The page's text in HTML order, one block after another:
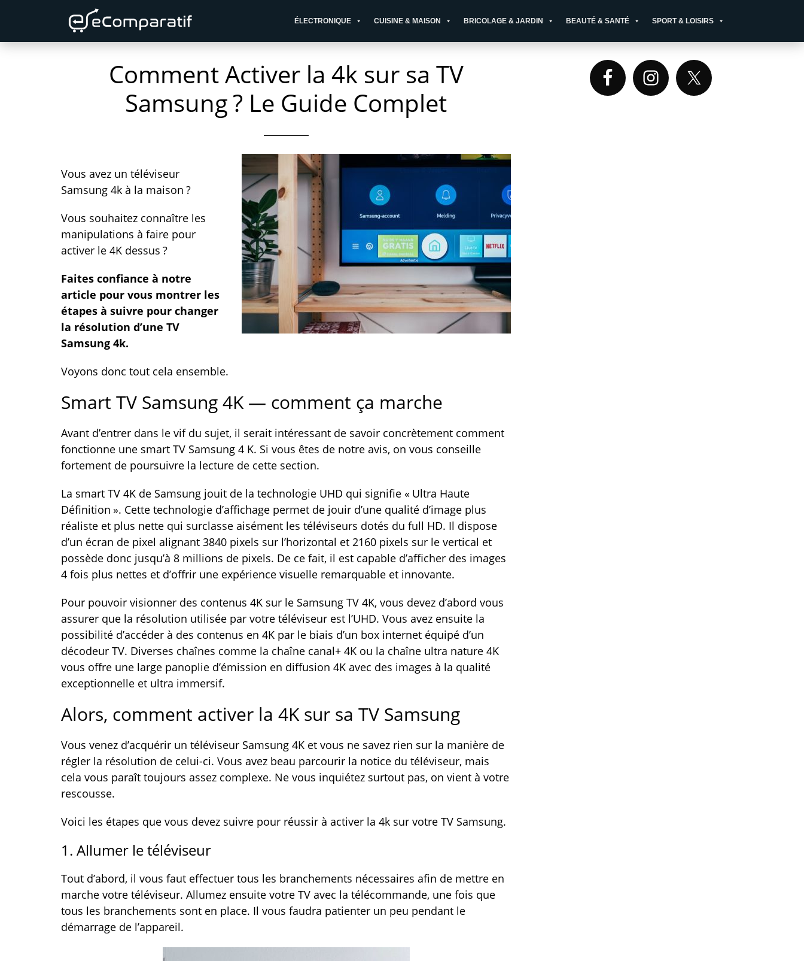
primary
content
primary
ÉLECTRONIQUE CUISINE & MAISON BRICOLAGE & JARDIN BEAUTÉ & SANTÉ SPORT & LOISIRS
Comment Activer la 4k sur sa TV
Samsung ? Le Guide Complet
Vous avez un téléviseur
Samsung 4k à la maison ?
Vous souhaitez connaître les
manipulations à faire pour
activer le 4K dessus ?
Faites confiance à notre
article pour vous montrer les
étapes à suivre pour changer
la résolution d’une TV
Samsung 4k.
Voyons donc tout cela ensemble.
Smart TV Samsung 4K — comment ça marche
Avant d’entrer dans le vif du sujet, il serait intéressant de savoir concrètement comment
fonctionne une smart TV Samsung 4 K. Si vous êtes de notre avis, on vous conseille
fortement de poursuivre la lecture de cette section.
La smart TV 4K de Samsung jouit de la technologie UHD qui signifie « Ultra Haute
Définition ». Cette technologie d’affichage permet de jouir d’une qualité d’image plus
réaliste et plus nette qui surclasse aisément les téléviseurs dotés du full HD. Il dispose
d’un écran de pixel alignant 3840 pixels sur l’horizontal et 2160 pixels sur le vertical et
possède donc jusqu’à 8 millions de pixels. De ce fait, il est capable d’afficher des images
4 fois plus nettes et d’offrir une expérience visuelle remarquable et innovante.
Pour pouvoir visionner des contenus 4K sur le Samsung TV 4K, vous devez d’abord vous
assurer que la résolution utilisée par votre téléviseur est l’UHD. Vous avez ensuite la
possibilité d’accéder à des contenus en 4K par le biais d’un box internet équipé d’un
décodeur TV. Diverses chaînes comme la chaîne canal+ 4K ou la chaîne ultra nature 4K
vous offre une large panoplie d’émission en diffusion 4K avec des images à la qualité
exceptionnelle et ultra immersif.
Alors, comment activer la 4K sur sa TV Samsung
Vous venez d’acquérir un téléviseur Samsung 4K et vous ne savez rien sur la manière de
régler la résolution de celui-ci. Vous avez beau parcourir la notice du téléviseur, mais
cela vous paraît toujours assez complexe. Ne vous inquiétez surtout pas, on vient à votre
rescousse.
Voici les étapes que vous devez suivre pour réussir à activer la 4k sur votre TV Samsung.
1. Allumer le téléviseur
Tout d’abord, il vous faut effectuer tous les branchements nécessaires afin de mettre en
marche votre téléviseur. Allumez ensuite votre TV avec la télécommande, une fois que
tous les branchements sont en place. Il vous faudra patienter un peu pendant le
démarrage de l’appareil.
Primary
Sidebar